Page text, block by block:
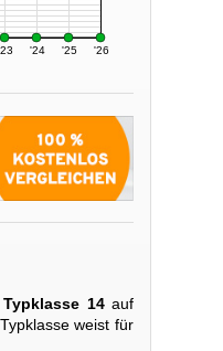
'24 '25 '26
Typklasse 14auf
weist für